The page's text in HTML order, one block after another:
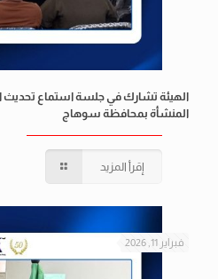
الهيئة تشارك في جلسة استماع تحديث
المنشأة بمحافظة سوهاج
إقرأ المزيد
فبراير 11, 2026